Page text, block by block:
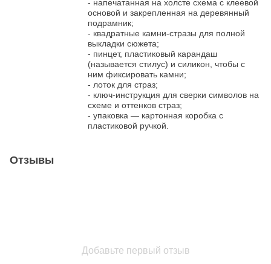
- напечатанная на холсте схема с клеевой
основой и закрепленная на деревянный
подрамник;
- квадратные камни-стразы для полной
выкладки сюжета;
- пинцет, пластиковый карандаш
(называется стилус) и силикон, чтобы с
ним фиксировать камни;
- лоток для страз;
- ключ-инструкция для сверки символов на
схеме и оттенков страз;
- упаковка — картонная коробка с
пластиковой ручкой.
Отзывы
Добавьте первый отзыв